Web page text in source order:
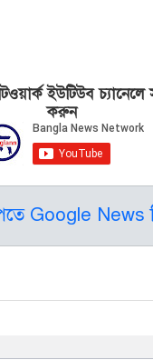
ইউটিউব চ্যানেলে
করুন
Google